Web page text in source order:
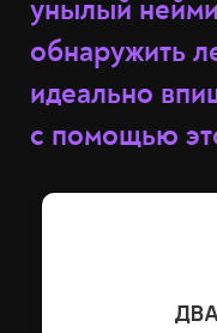
унылый
обнаружить
идеально
с помощью